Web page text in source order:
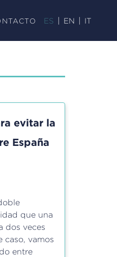
ES EN IT
evitar la
España
que una
dos veces
caso, vamos
entre